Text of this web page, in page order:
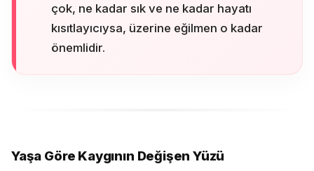
çok, ne kadar sık ve ne kadar hayatı
kısıtlayıcıysa, üzerine eğilmen o kadar
önemlidir.
Yaşa Göre Kaygının Değişen Yüzü